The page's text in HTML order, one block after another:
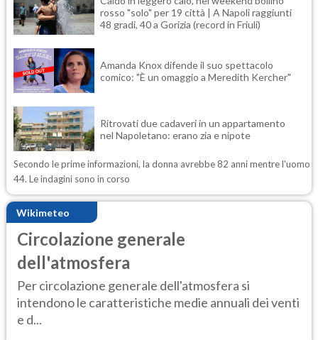
rosso "solo" per 19 città | A Napoli raggiunti
48 gradi, 40 a Gorizia (record in Friuli)
Amanda Knox difende il suo spettacolo
comico: "È un omaggio a Meredith Kercher"
Ritrovati due cadaveri in un appartamento
nel Napoletano: erano zia e nipote
Secondo le prime informazioni, la donna avrebbe 82 anni mentre l'uomo
44. Le indagini sono in corso
Wikimeteo
Circolazione generale
dell'atmosfera
Per circolazione generale dell'atmosfera si
intendono le caratteristiche medie annuali dei venti
e d...